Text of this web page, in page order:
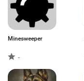
Minesweeper
-